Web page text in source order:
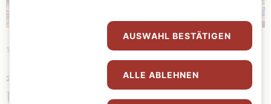
17. Oktober 2024
29. SONNTAG IM JAHRESKREIS
Umkehr der gewohnten
AUSWAHL BESTÄTIGEN
ALLE ABLEHNEN